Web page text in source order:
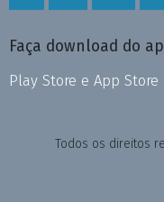
Faça download do
Play Store e App Store
Todos os direitos